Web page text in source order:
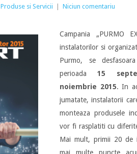
Produse si Servicii Niciun comentariu
Campania „PURMO
instalatorilor si
Purmo, se
perioada15
noiembrie 2015. In
jumatate, instalatorii
monteaza produsele
vor fi rasplatiti cu
Mai mult, primii 20 de